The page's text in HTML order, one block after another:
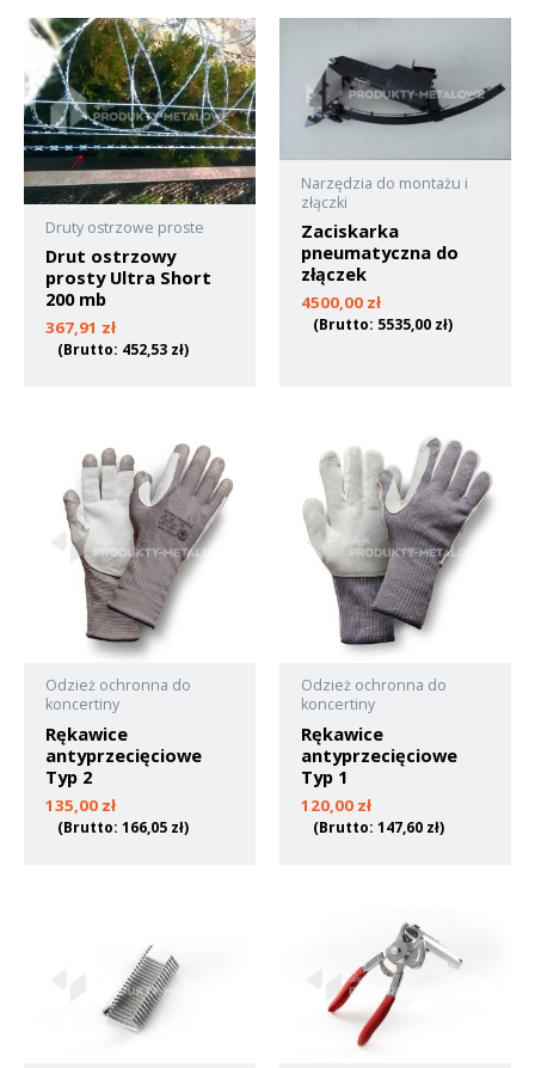
Druty ostrzowe proste
Drut ostrzowy
prosty Ultra Short
200 mb
367,91 zł
(Brutto: 452,53 zł)
Narzędzia do montażu i
złączki
Zaciskarka
pneumatyczna do
złączek
4500,00 zł
(Brutto: 5535,00 zł)
Odzież ochronna do
koncertiny
Rękawice
antyprzecięciowe
Typ 2
135,00 zł
(Brutto: 166,05 zł)
Odzież ochronna do
koncertiny
Rękawice
antyprzecięciowe
Typ 1
120,00 zł
(Brutto: 147,60 zł)